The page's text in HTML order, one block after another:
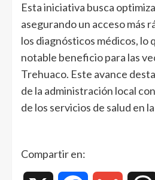
Esta iniciativa busca
asegurando un acceso más
los diagnósticos médicos, lo
notable beneficio para las
Trehuaco. Este avance
de la administración local
de los servicios de salud en
Compartir en: